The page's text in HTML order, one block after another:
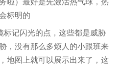
标明的
记闪光的点，这些都是威胁
，没有那么多烦人的小跟班来
地图上就可以展示出来了，这